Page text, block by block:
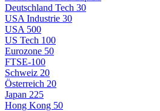
Deutschland Tech 30
USA Industrie 30
USA 500
US Tech 100
Eurozone 50
FTSE-100
Schweiz 20
Österreich 20
Japan 225
Hong Kong 50